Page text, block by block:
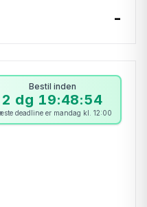
-
Bestil inden
2 dg 19:48:54
deadline er mandag kl. 12:00